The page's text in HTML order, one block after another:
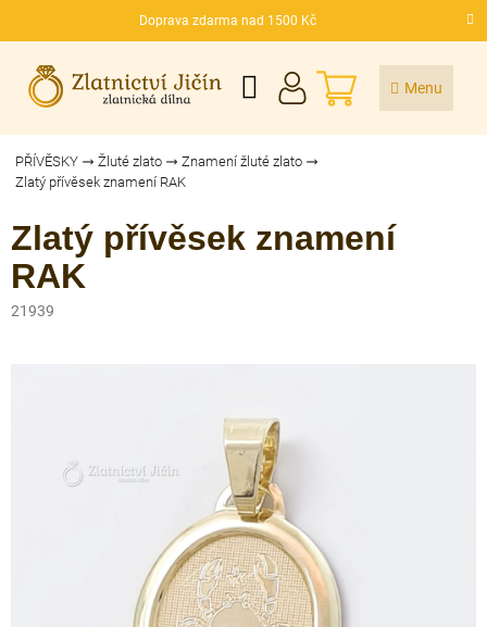
Doprava zdarma nad 1500 Kč
CZK
NÁKUPNÍ
KOŠÍK
PŘÍVĚSKY Žluté zlato
Znamení žluté zlato
Zlatý přívěsek znamení RAK
Zlatý přívěsek znamení
RAK
21939